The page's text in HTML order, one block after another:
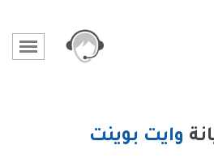
وايت بوينت